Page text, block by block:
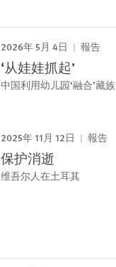
2026年 5月 4日 報告
‘从娃娃抓起’
中国利用幼儿园‘融合’藏族
2025年 11月 12日 報告
保护消逝
维吾尔人在土耳其